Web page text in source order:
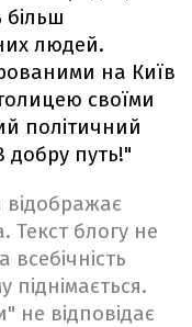
людей.
на Київ
своїми
політичний
путь!"
відображає
Текст блогу не
всебічність
піднімається.
не відповідає